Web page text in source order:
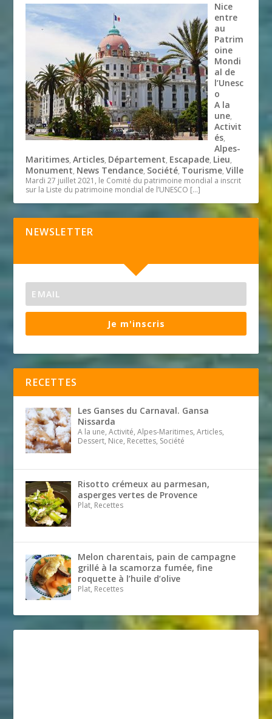
Nice
entre
au
Patrim
oine
Mondi
al de
l’Unesc
o
A la
une,
Activit
és,
Alpes-
Maritimes,Articles, Département, Escapade, Lieu,
Monument, News Tendance, Société, Tourisme,Ville
Mardi 27 juillet 2021, le Comité du patrimoine mondial a inscrit
sur la Liste du patrimoine mondial de l’UNESCO […]
NEWSLETTER
Je m'inscris
RECETTES
Les Ganses du Carnaval. Gansa
Nissarda
A la une, Activité, Alpes-Maritimes, Articles,
Dessert, Nice, Recettes, Société
Risotto crémeux au parmesan,
asperges vertes de Provence
Plat, Recettes
Melon charentais, pain de campagne
grillé à la scamorza fumée, fine
roquette à l’huile d’olive
Plat, Recettes